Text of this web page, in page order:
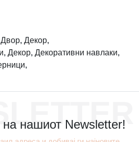
Двор, Декор,
, Декор, Декоративни навлаки,
,
на нашиот Newsletter!